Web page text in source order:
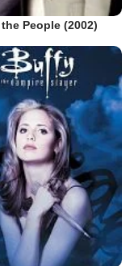
People (2002)